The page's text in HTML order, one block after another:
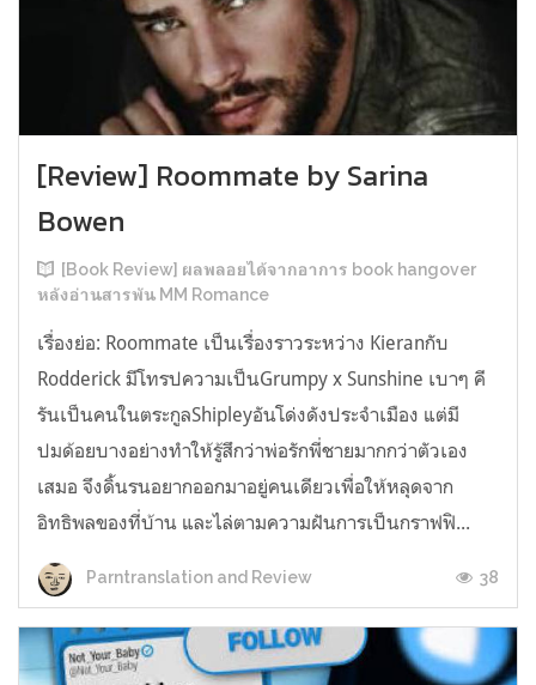
[Review] Roommate by Sarina
Bowen
[Book Review] ผลพลอยได้จากอาการ book hangover
หลังอ่านสารพัน MM Romance
เรื่องย่อ: Roommate เป็นเรื่องราวระหว่าง Kieranกับ
Rodderick มีโทรปความเป็นGrumpy x Sunshine เบาๆ คี
รันเป็นคนในตระกูลShipleyอันโด่งดังประจำเมือง แต่มี
ปมด้อยบางอย่างทำให้รู้สึกว่าพ่อรักพี่ชายมากกว่าตัวเอง
เสมอ จึงดิ้นรนอยากออกมาอยู่คนเดียวเพื่อให้หลุดจาก
อิทธิพลของที่บ้าน และไล่ตามความฝันการเป็นกราฟฟิ...
Parntranslation and Review 38